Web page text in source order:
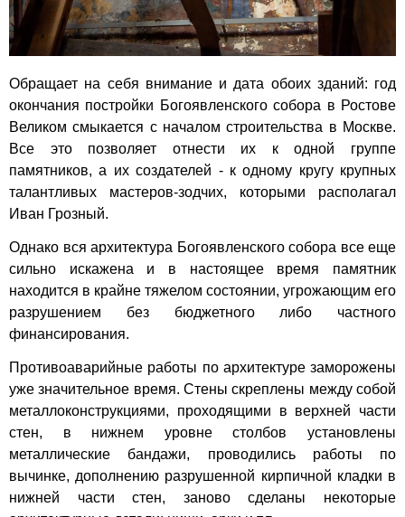
Обращает на себя внимание и дата обоих зданий: год
окончания постройки Богоявленского собора в Ростове
Великом смыкается с началом строительства в Москве.
Все это позволяет отнести их к одной группе
памятников, а их создателей - к одному кругу крупных
талантливых мастеров-зодчих, которыми располагал
Иван Грозный.
Однако вся архитектура Богоявленского собора все еще
сильно искажена и в настоящее время памятник
находится в крайне тяжелом состоянии, угрожающим его
разрушением без бюджетного либо частного
финансирования.
Противоаварийные работы по архитектуре заморожены
уже значительное время. Стены скреплены между собой
металлоконструкциями, проходящими в верхней части
стен, в нижнем уровне столбов установлены
металлические бандажи, проводились работы по
вычинке, дополнению разрушенной кирпичной кладки в
нижней части стен, заново сделаны некоторые